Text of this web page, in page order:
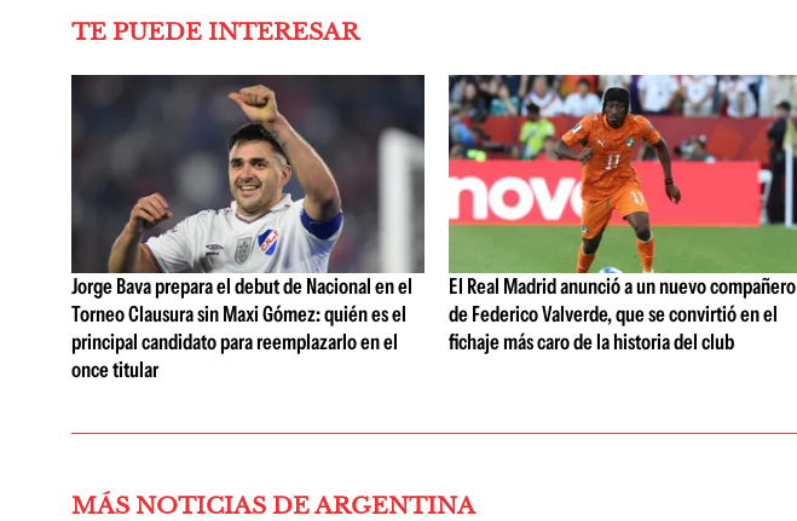
TE PUEDE INTERESAR
Jorge Bava prepara el debut de Nacional en el
Torneo Clausura sin Maxi Gómez: quién es el
principal candidato para reemplazarlo en el
once titular
El Real Madrid anunció a un nuevo compañero
de Federico Valverde, que se convirtió en el
fichaje más caro de la historia del club
MÁS NOTICIAS DE ARGENTINA